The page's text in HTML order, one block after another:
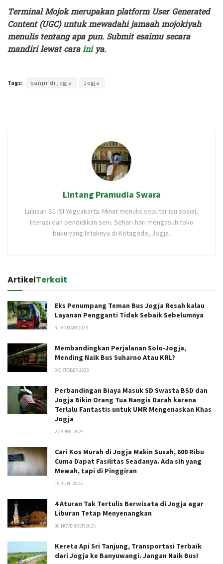
Terminal Mojok merupakan platform User Generated
Content (UGC) untuk mewadahi jamaah mojokiyah
menulis tentang apa pun. Submit esaimu secara
mandiri lewat carainiya.
Tags: banjir di jogja Jogja
Lintang Pramudia Swara
Lulusan S1 ISI Yogyakarta. Minat menulis seputar isu sosial,
literasi dan pendidikan seni. Sehari-hari mengasuh toko
buku yang letaknya di Kotagede, Jogja.
ArtikelTerkait
Eks Penumpang Teman Bus Jogja Resah kalau
Layanan Pengganti Tidak Sebaik Sebelumnya
3 JANUARI 2025
Membandingkan Perjalanan Solo-Jogja,
Mending Naik Bus Suharno Atau KRL?
3 OKTOBER 2023
Perbandingan Biaya Masuk SD Swasta BSD dan
Jogja Bikin Orang Tua Nangis Darah karena
Terlalu Fantastis untuk UMR Mengenaskan Khas
Jogja
27 APRIL 2024
Cari Kos Murah di Jogja Makin Susah, 600 Ribu
Cuma Dapat Fasilitas Seadanya. Ada sih yang
Mewah, tapi di Pinggiran
19 JUNI 2025
4 Aturan Tak Tertulis Berwisata di Jogja agar
Liburan Tetap Menyenangkan
30 NOVEMBER 2025
Kereta Api Sri Tanjung, Transportasi Terbaik
dari Jogja ke Banyuwangi. Jangan Naik Bus!